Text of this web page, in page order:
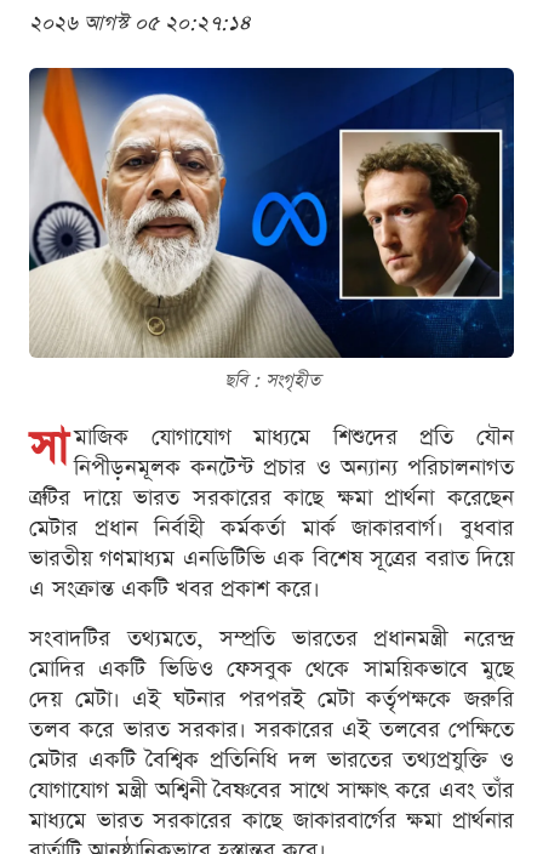
২০২৬ আগস্ট ০৫ ২০:২৭:১৪
ছবি : সংগৃহীত
সা মাজিক যোগাযোগ মাধ্যমে শিশুদের প্রতি যৌন
নিপীড়নমূলক কনটেন্ট প্রচার ও অন্যান্য পরিচালনাগত
ত্রুটির দায়ে ভারত সরকারের কাছে ক্ষমা প্রার্থনা করেছেন
মেটার প্রধান নির্বাহী কর্মকর্তা মার্ক জাকারবার্গ। বুধবার
ভারতীয় গণমাধ্যম এনডিটিভি এক বিশেষ সূত্রের বরাত দিয়ে
এ সংক্রান্ত একটি খবর প্রকাশ করে।
সংবাদটির তথ্যমতে, সম্প্রতি ভারতের প্রধানমন্ত্রী নরেন্দ্র
মোদির একটি ভিডিও ফেসবুক থেকে সাময়িকভাবে মুছে
দেয় মেটা। এই ঘটনার পরপরই মেটা কর্তৃপক্ষকে জরুরি
তলব করে ভারত সরকার। সরকারের এই তলবের পেক্ষিতে
মেটার একটি বৈশ্বিক প্রতিনিধি দল ভারতের তথ্যপ্রযুক্তি ও
যোগাযোগ মন্ত্রী অশ্বিনী বৈষ্ণবের সাথে সাক্ষাৎ করে এবং তাঁর
মাধ্যমে ভারত সরকারের কাছে জাকারবার্গের ক্ষমা প্রার্থনার